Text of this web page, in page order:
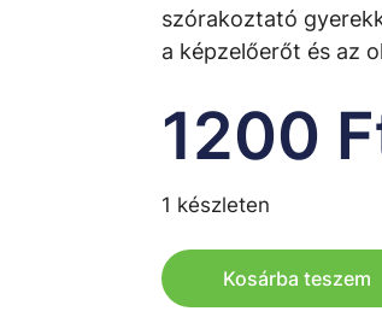
szórakoztató
a képzelőerőt és az
1200
1 készleten
Kosárba teszem